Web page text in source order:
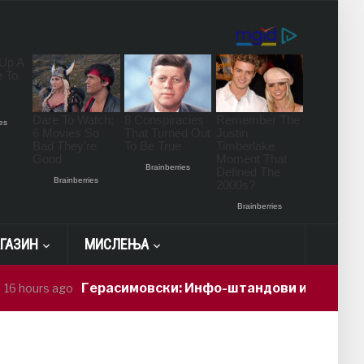
МИСЛЕЊА
ago Герасимовски: Инфо-штандови и здравствени